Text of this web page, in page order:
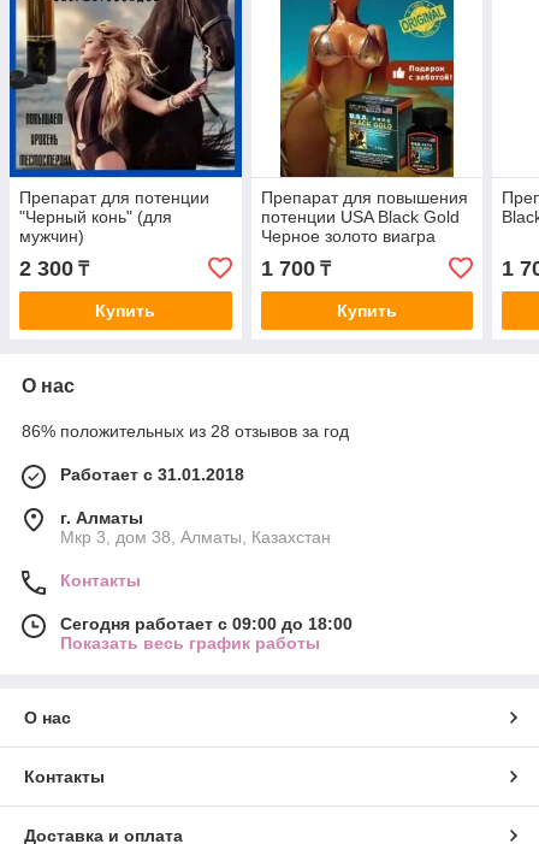
Препарат для потенции
"Черный конь" (для
мужчин)
2 300 ₸
Купить
Препарат для повышения
потенции USA Black Gold
Черное золото виагра
1 700₸
Купить
1
О нас
86% положительных из 28 отзывов за год
Работает с 31.01.2018
г. Алматы
Мкр 3, дом 38, Алматы, Казахстан
Контакты
Сегодня работает с 09:00 до 18:00
Показать весь график работы
О нас
Контакты
Доставка и оплата